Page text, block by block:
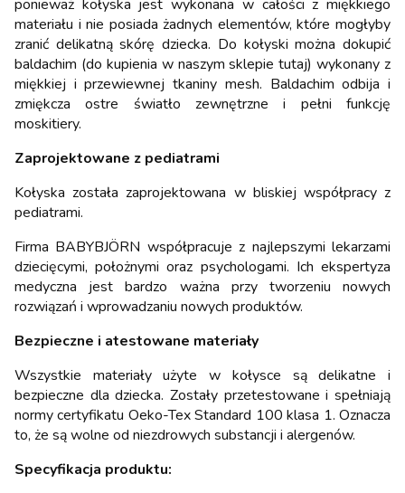
ponieważ kołyska jest wykonana w całości z miękkiego
materiału i nie posiada żadnych elementów, które mogłyby
zranić delikatną skórę dziecka. Do kołyski można dokupić
baldachim (do kupienia w naszym sklepie tutaj) wykonany z
miękkiej i przewiewnej tkaniny mesh. Baldachim odbija i
zmiękcza ostre światło zewnętrzne i pełni funkcję
moskitiery.
Zaprojektowane z pediatrami
Kołyska została zaprojektowana w bliskiej współpracy z
pediatrami.
Firma BABYBJÖRN współpracuje z najlepszymi lekarzami
dziecięcymi, położnymi oraz psychologami. Ich ekspertyza
medyczna jest bardzo ważna przy tworzeniu nowych
rozwiązań i wprowadzaniu nowych produktów.
Bezpieczne i atestowane materiały
Wszystkie materiały użyte w kołysce są delikatne i
bezpieczne dla dziecka. Zostały przetestowane i spełniają
normy certyfikatu Oeko-Tex Standard 100 klasa 1. Oznacza
to, że są wolne od niezdrowych substancji i alergenów.
Specyfikacja produktu: